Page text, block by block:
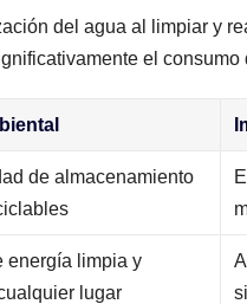
del agua‍ al⁣ limpiar y‍
el consumo
⁤de almacenamiento
energía limpia‌ y
lugar